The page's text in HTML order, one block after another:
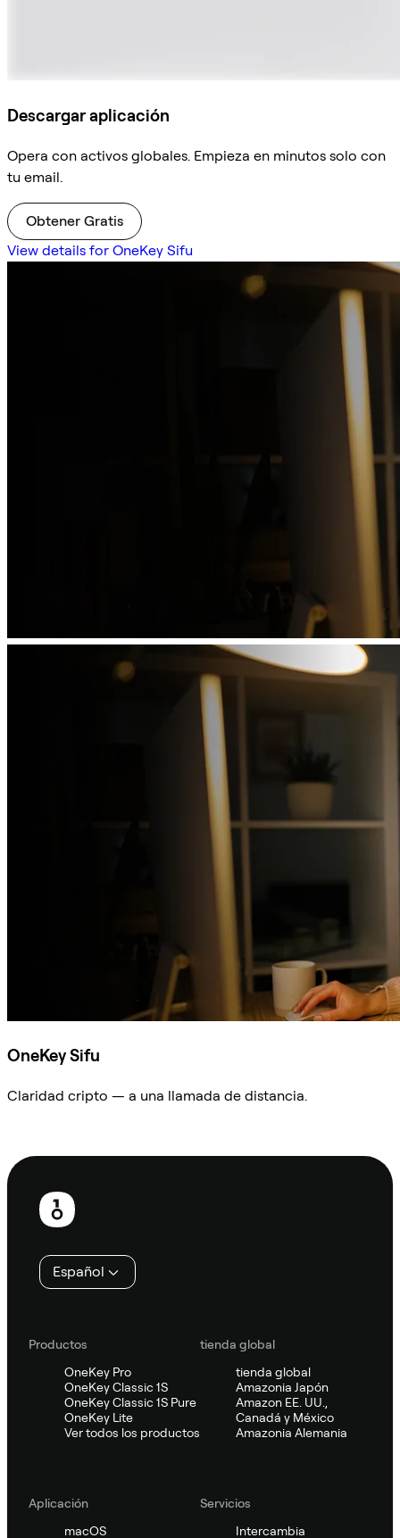
Descargar aplicación
Opera con activos globales. Empieza en minutos solo con
tu email.
Obtener Gratis
View details for OneKey Sifu
OneKey Sifu
Claridad cripto — a una llamada de distancia.
Pie
página
Español
Productos
OneKey Pro
OneKey Classic 1S
OneKey Classic 1S Pure
OneKey Lite
Ver todos los productos
tienda global
tienda global
Amazonia Japón
Amazon EE. UU.,
Canadá y México
Amazonia Alemania
Aplicación
macOS
Servicios
Intercambia